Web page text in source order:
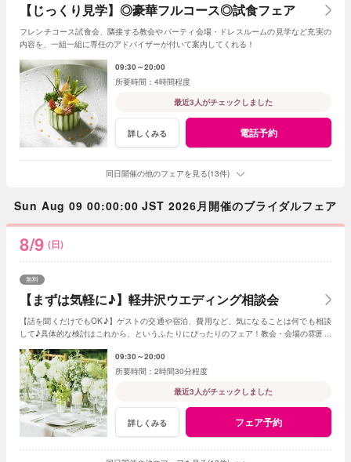
【じっくり見学】◎豪華フルコース◎試食フェア
フレンチコース試食会、隣接する教会やパーティ会場・ドレスルームの見学など充実の
内容を、一組一組に専任のアドバイザーが付いて案内してくれる！
09:30～20:00
4時間程度
最近3人がチェックしました
詳しくみる 電話予約
同日開催の他のフェアを見る(13件)
Sun Aug 09 00:00:00 JST 2026月開催のブライダルフェア
8/9 (日)
【まずは気軽に♪】軽井沢ウエディング相談会
無料
【話を聞くだけでもOK♪】ゲストの交通や宿泊、費用など、気になることは何でも相談
して♪具体的な検討はこれから、というふたりにぴったりのフェア！教会・会場の雰囲気
09:30～20:00
2時間30分程度
最近3人がチェックしました
詳しくみる フェア予約